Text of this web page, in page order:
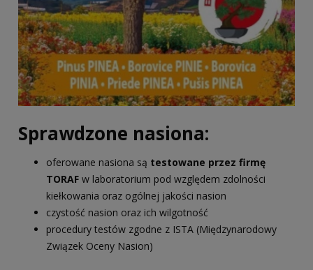
Sprawdzone nasiona:
oferowane nasiona są testowane przez firmę
TORAF w laboratorium pod względem zdolności
kiełkowania oraz ogólnej jakości nasion
czystość nasion oraz ich wilgotność
procedury testów zgodne z ISTA (Międzynarodowy
Związek Oceny Nasion)